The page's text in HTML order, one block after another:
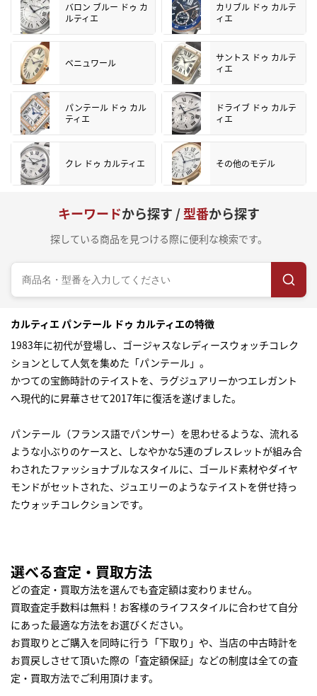
バロン ブルー ドゥ カ
ルティエ
カリブル ドゥ カルテ
ィエ
ベニュワール
サントス ドゥ カルテ
ィエ
パンテール ドゥ カル
ティエ
ドライブ ドゥ カルテ
ィエ
クレ ドゥ カルティエ その他のモデル
キーワードから探す /型番から探す
探している商品を見つける際に便利な検索です。
カルティエ パンテール ドゥ カルティエの特徴
1983年に初代が登場し、ゴージャスなレディースウォッチコレク
ションとして人気を集めた「パンテール」。
かつての宝飾時計のテイストを、ラグジュアリーかつエレガント
へ現代的に昇華させて2017年に復活を遂げました。
パンテール（フランス語でパンサー）を思わせるような、流れる
ような小ぶりのケースと、しなやかな5連のブレスレットが組み合
わされたファッショナブルなスタイルに、ゴールド素材やダイヤ
モンドがセットされた、ジュエリーのようなテイストを併せ持っ
たウォッチコレクションです。
選べる査定・買取方法
どの査定・買取方法を選んでも査定額は変わりません。
買取査定手数料は無料！お客様のライフスタイルに合わせて自分
にあった最適な方法をお選びください。
お買取りとご購入を同時に行う「下取り」や、当店の中古時計を
お買戻しさせて頂いた際の「査定額保証」などの制度は全ての査
定・買取方法でご利用頂けます。